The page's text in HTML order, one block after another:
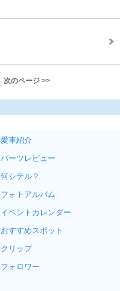
次のページ >>
愛車紹介
パーツレビュー
何シテル？
フォトアルバム
イベントカレンダー
おすすめスポット
クリップ
フォロワー